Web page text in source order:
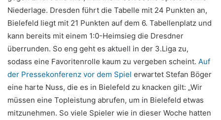
Niederlage. Dresden führt die Tabelle mit 24 Punkten an,
Bielefeld liegt mit 21 Punkten auf dem 6. Tabellenplatz und
kann bereits mit einem 1:0-Heimsieg die Dresdner
überrunden. So eng geht es aktuell in der 3.Liga zu,
sodass eine Favoritenrolle kaum zu vergeben scheint. Auf
der Pressekonferenz vor dem Spiel erwartet Stefan Böger
eine harte Nuss, die es in Bielefeld zu knacken gilt: „Wir
müssen eine Topleistung abrufen, um in Bielefeld etwas
mitzunehmen. So viele Spieler wie in dieser Woche hatten